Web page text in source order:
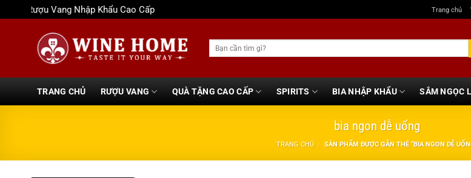
qua
Rượu Vang Nhập Khẩu Cao Cấp Trang chủ
Tìm
kiếm:
TRANG CHỦ RƯỢU VANG QUÀ TẶNG CAO CẤP SPIRITS BIA NHẬP KHẨU SÂM NGỌC
bia ngon dễ uống
TRANG CHỦ / SẢN PHẨM ĐƯỢC GẮN THẺ “BIA NGON DỄ